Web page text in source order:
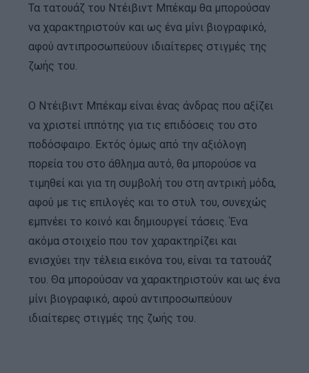
Τα τατουάζ του Ντέιβιντ Μπέκαμ θα μπορούσαν
να χαρακτηριστούν και ως ένα μίνι βιογραφικό,
αφού αντιπροσωπεύουν ιδιαίτερες στιγμές της
ζωής του.
Ο Ντέιβιντ Μπέκαμ είναι ένας άνδρας που αξίζει
να χριστεί ιππότης για τις επιδόσεις του στο
ποδόσφαιρο. Εκτός όμως από την αξιόλογη
πορεία του στο άθλημα αυτό, θα μπορούσε να
τιμηθεί και για τη συμβολή του στη αντρική μόδα,
αφού με τις επιλογές και το στυλ του, συνεχώς
εμπνέει το κοινό και δημιουργεί τάσεις. Ένα
ακόμα στοιχείο που τον χαρακτηρίζει και
ενισχύει την τέλεια εικόνα του, είναι τα τατουάζ
του. Θα μπορούσαν να χαρακτηριστούν και ως ένα
μίνι βιογραφικό, αφού αντιπροσωπεύουν
ιδιαίτερες στιγμές της ζωής του.